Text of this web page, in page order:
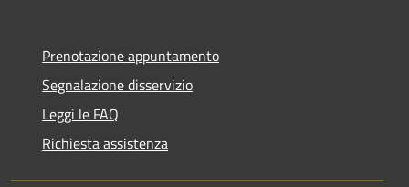
Prenotazione appuntamento
Segnalazione disservizio
Leggi le FAQ
Richiesta assistenza